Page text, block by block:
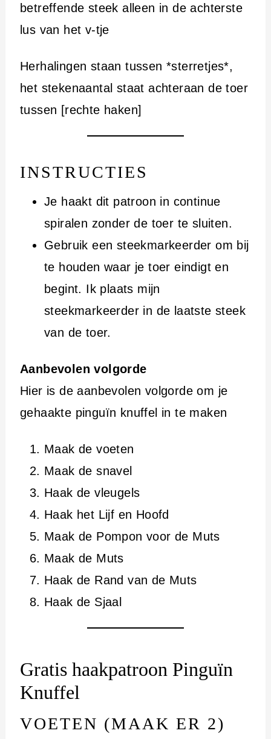
betreffende steek alleen in de achterste
lus van het v-tje
Herhalingen staan tussen *sterretjes*,
het stekenaantal staat achteraan de toer
tussen [rechte haken]
INSTRUCTIES
Je haakt dit patroon in continue
spiralen zonder de toer te sluiten.
Gebruik een steekmarkeerder om bij
te houden waar je toer eindigt en
begint. Ik plaats mijn
steekmarkeerder in de laatste steek
van de toer.
Aanbevolen volgorde
Hier is de aanbevolen volgorde om je
gehaakte pinguïn knuffel in te maken
Maak de voeten
Maak de snavel
Haak de vleugels
Haak het Lijf en Hoofd
Maak de Pompon voor de Muts
Maak de Muts
Haak de Rand van de Muts
Haak de Sjaal
Gratis haakpatroon Pinguïn
Knuffel
VOETEN (MAAK ER 2)